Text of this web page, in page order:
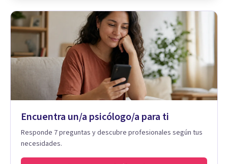
Encuentra un/a psicólogo/a para ti
Responde 7 preguntas y descubre profesionales según tus
necesidades.